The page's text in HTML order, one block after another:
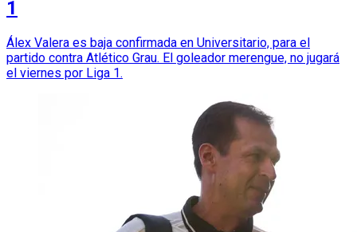
1
Álex Valera es baja confirmada en Universitario, para el
partido contra Atlético Grau. El goleador merengue, no jugará
el viernes por Liga 1.